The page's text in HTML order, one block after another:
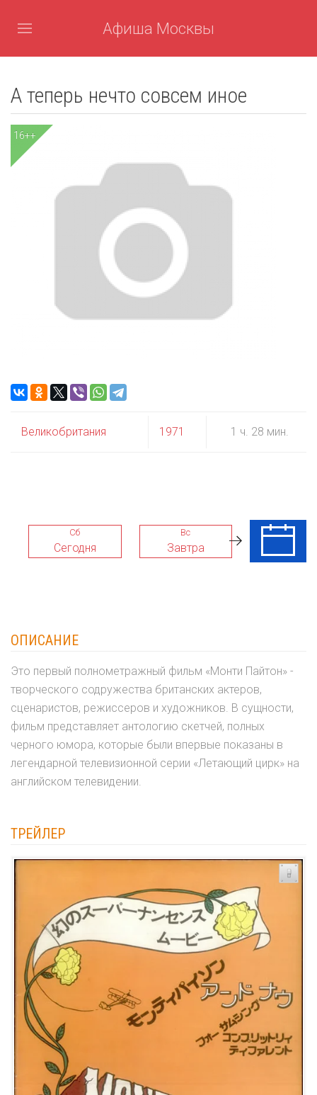
Афиша Москвы
А теперь нечто совсем иное
16++
Великобритания 1971 1 ч. 28 мин.
Сб
Сегодня
Вс
Завтра
Пн
ОПИСАНИЕ
Это первый полнометражный фильм «Монти Пайтон» -
творческого содружества британских актеров,
сценаристов, режиссеров и художников. В сущности,
фильм представляет антологию скетчей, полных
черного юмора, которые были впервые показаны в
легендарной телевизионной серии «Летающий цирк» на
английском телевидении.
ТРЕЙЛЕР